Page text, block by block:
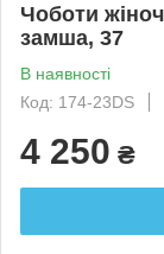
Чоботи
замша, 37
В наявності
Код: 174-23DS
4 250 ₴